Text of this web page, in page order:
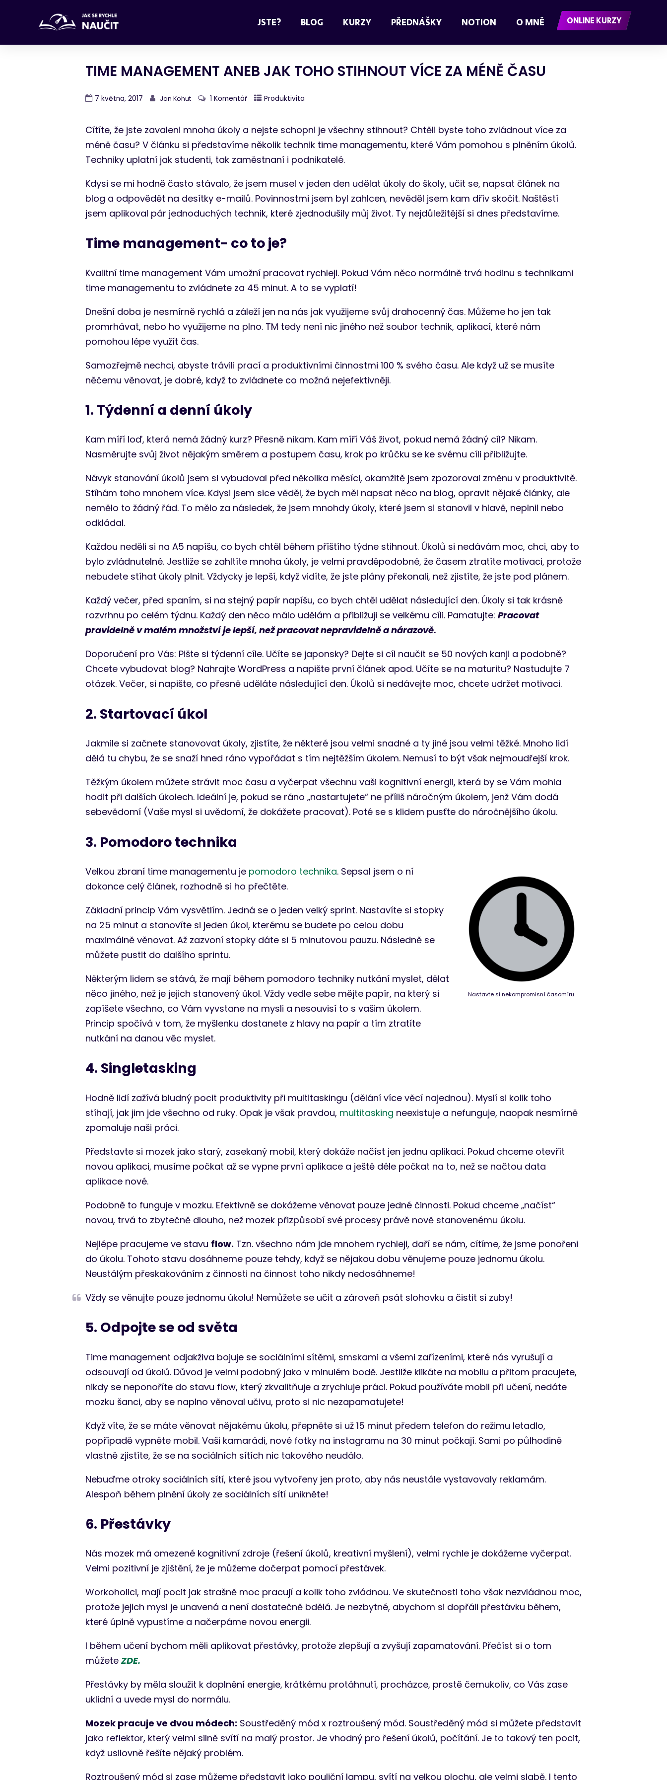
JSTE? BLOG KURZY PŘEDNÁŠKY NOTION O MNĚ ONLINE KURZY
TIME MANAGEMENT ANEB JAK TOHO STIHNOUT VÍCE ZA MÉNĚ ČASU
7 května, 2017 Jan Kohut 1 Komentář Produktivita
Cítíte, že jste zavaleni mnoha úkoly a nejste schopni je všechny stihnout? Chtěli byste toho zvládnout více za
méně času? V článku si představíme několik technik time managementu, které Vám pomohou s plněním úkolů.
Techniky uplatní jak studenti, tak zaměstnaní i podnikatelé.
Kdysi se mi hodně často stávalo, že jsem musel v jeden den udělat úkoly do školy, učit se, napsat článek na
blog a odpovědět na desítky e-mailů. Povinnostmi jsem byl zahlcen, nevěděl jsem kam dřív skočit. Naštěstí
jsem aplikoval pár jednoduchých technik, které zjednodušily můj život. Ty nejdůležitější si dnes představíme.
Time management- co to je?
Kvalitní time management Vám umožní pracovat rychleji. Pokud Vám něco normálně trvá hodinu s technikami
time managementu to zvládnete za 45 minut. A to se vyplatí!
Dnešní doba je nesmírně rychlá a záleží jen na nás jak využijeme svůj drahocenný čas. Můžeme ho jen tak
promrhávat, nebo ho využijeme na plno. TM tedy není nic jiného než soubor technik, aplikací, které nám
pomohou lépe využít čas.
Samozřejmě nechci, abyste trávili prací a produktivními činnostmi 100 % svého času. Ale když už se musíte
něčemu věnovat, je dobré, když to zvládnete co možná nejefektivněji.
1. Týdenní a denní úkoly
Kam míří loď, která nemá žádný kurz? Přesně nikam. Kam míří Váš život, pokud nemá žádný cíl? Nikam.
Nasměrujte svůj život nějakým směrem a postupem času, krok po krůčku se ke svému cíli přibližujte.
Návyk stanování úkolů jsem si vybudoval před několika měsíci, okamžitě jsem zpozoroval změnu v produktivitě.
Stíhám toho mnohem více. Kdysi jsem sice věděl, že bych měl napsat něco na blog, opravit nějaké články, ale
nemělo to žádný řád. To mělo za následek, že jsem mnohdy úkoly, které jsem si stanovil v hlavě, neplnil nebo
odkládal.
Každou neděli si na A5 napíšu, co bych chtěl během příštího týdne stihnout. Úkolů si nedávám moc, chci, aby to
bylo zvládnutelné. Jestliže se zahltíte mnoha úkoly, je velmi pravděpodobné, že časem ztratíte motivaci, protože
nebudete stíhat úkoly plnit. Vždycky je lepší, když vidíte, že jste plány překonali, než zjistíte, že jste pod plánem.
Každý večer, před spaním, si na stejný papír napíšu, co bych chtěl udělat následující den. Úkoly si tak krásně
rozvrhnu po celém týdnu. Každý den něco málo udělám a přibližuji se velkému cíli. Pamatujte: Pracovat
pravidelně v malém množství je lepší, než pracovat nepravidelně a nárazově.
Doporučení pro Vás: Pište si týdenní cíle. Učíte se japonsky? Dejte si cíl naučit se 50 nových kanji a podobně?
Chcete vybudovat blog? Nahrajte WordPress a napište první článek apod. Učíte se na maturitu? Nastudujte 7
otázek. Večer, si napište, co přesně uděláte následující den. Úkolů si nedávejte moc, chcete udržet motivaci.
2. Startovací úkol
Jakmile si začnete stanovovat úkoly, zjistíte, že některé jsou velmi snadné a ty jiné jsou velmi těžké. Mnoho lidí
dělá tu chybu, že se snaží hned ráno vypořádat s tím nejtěžším úkolem. Nemusí to být však nejmoudřejší krok.
Těžkým úkolem můžete strávit moc času a vyčerpat všechnu vaši kognitivní energii, která by se Vám mohla
hodit při dalších úkolech. Ideální je, pokud se ráno „nastartujete“ ne příliš náročným úkolem, jenž Vám dodá
sebevědomí (Vaše mysl si uvědomí, že dokážete pracovat). Poté se s klidem pusťte do náročnějšího úkolu.
3. Pomodoro technika
Nastavte si nekompromisní časomíru.
Velkou zbraní time managementu je pomodoro technika. Sepsal jsem o ní
dokonce celý článek, rozhodně si ho přečtěte.
Základní princip Vám vysvětlím. Jedná se o jeden velký sprint. Nastavíte si stopky
na 25 minut a stanovíte si jeden úkol, kterému se budete po celou dobu
maximálně věnovat. Až zazvoní stopky dáte si 5 minutovou pauzu. Následně se
můžete pustit do dalšího sprintu.
Některým lidem se stává, že mají během pomodoro techniky nutkání myslet, dělat
něco jiného, než je jejich stanovený úkol. Vždy vedle sebe mějte papír, na který si
zapíšete všechno, co Vám vyvstane na mysli a nesouvisí to s vašim úkolem.
Princip spočívá v tom, že myšlenku dostanete z hlavy na papír a tím ztratíte
nutkání na danou věc myslet.
4. Singletasking
Hodně lidí zažívá bludný pocit produktivity při multitaskingu (dělání více věcí najednou). Myslí si kolik toho
stíhají, jak jim jde všechno od ruky. Opak je však pravdou, multitasking neexistuje a nefunguje, naopak nesmírně
zpomaluje naši práci.
Představte si mozek jako starý, zasekaný mobil, který dokáže načíst jen jednu aplikaci. Pokud chceme otevřít
novou aplikaci, musíme počkat až se vypne první aplikace a ještě déle počkat na to, než se načtou data
aplikace nové.
Podobně to funguje v mozku. Efektivně se dokážeme věnovat pouze jedné činnosti. Pokud chceme „načíst“
novou, trvá to zbytečně dlouho, než mozek přizpůsobí své procesy právě nově stanovenému úkolu.
Nejlépe pracujeme ve stavu flow. Tzn. všechno nám jde mnohem rychleji, daří se nám, cítíme, že jsme ponořeni
do úkolu. Tohoto stavu dosáhneme pouze tehdy, když se nějakou dobu věnujeme pouze jednomu úkolu.
Neustálým přeskakováním z činnosti na činnost toho nikdy nedosáhneme!
Vždy se věnujte pouze jednomu úkolu! Nemůžete se učit a zároveň psát slohovku a čistit si zuby!
5. Odpojte se od světa
Time management odjakživa bojuje se sociálními sítěmi, smskami a všemi zařízeními, které nás vyrušují a
odsouvají od úkolů. Důvod je velmi podobný jako v minulém bodě. Jestliže klikáte na mobilu a přitom pracujete,
nikdy se neponoříte do stavu flow, který zkvalitňuje a zrychluje práci. Pokud používáte mobil při učení, nedáte
mozku šanci, aby se naplno věnoval učivu, proto si nic nezapamatujete!
Když víte, že se máte věnovat nějakému úkolu, přepněte si už 15 minut předem telefon do režimu letadlo,
popřípadě vypněte mobil. Vaši kamarádi, nové fotky na instagramu na 30 minut počkají. Sami po půlhodině
vlastně zjistíte, že se na sociálních sítích nic takového neudálo.
Nebuďme otroky sociálních sítí, které jsou vytvořeny jen proto, aby nás neustále vystavovaly reklamám.
Alespoň během plnění úkoly ze sociálních sítí unikněte!
6. Přestávky
Nás mozek má omezené kognitivní zdroje (řešení úkolů, kreativní myšlení), velmi rychle je dokážeme vyčerpat.
Velmi pozitivní je zjištění, že je můžeme dočerpat pomocí přestávek.
Workoholici, mají pocit jak strašně moc pracují a kolik toho zvládnou. Ve skutečnosti toho však nezvládnou moc,
protože jejich mysl je unavená a není dostatečně bdělá. Je nezbytné, abychom si dopřáli přestávku během,
které úplně vypustíme a načerpáme novou energii.
I během učení bychom měli aplikovat přestávky, protože zlepšují a zvyšují zapamatování. Přečíst si o tom
můžete ZDE.
Přestávky by měla sloužit k doplnění energie, krátkému protáhnutí, procházce, prostě čemukoliv, co Vás zase
uklidní a uvede mysl do normálu.
Mozek pracuje ve dvou módech: Soustředěný mód x roztroušený mód. Soustředěný mód si můžete představit
jako reflektor, který velmi silně svítí na malý prostor. Je vhodný pro řešení úkolů, počítání. Je to takový ten pocit,
když usilovně řešíte nějaký problém.
Roztroušený mód si zase můžeme představit jako pouliční lampu, svítí na velkou plochu, ale velmi slabě. I tento